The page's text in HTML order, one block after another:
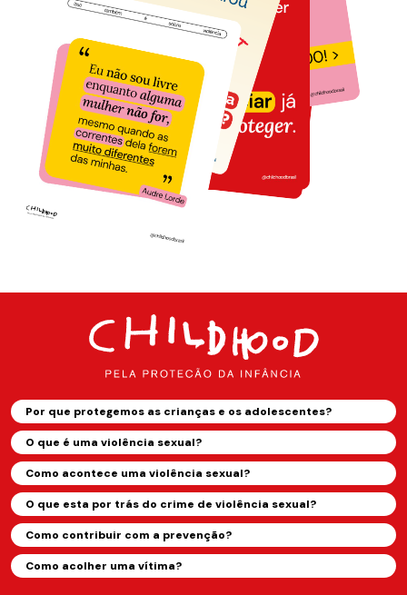
Por que protegemos as crianças e os adolescentes?
O que é uma violência sexual?
Como acontece uma violência sexual?
O que esta por trás do crime de violência sexual?
Como contribuir com a prevenção?
Como acolher uma vítima?